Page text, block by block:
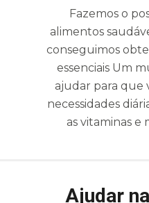
Fazemos o
alimentos
conseguimos
essenciais Um
ajudar para que
necessidades
as vitaminas e
Ajudar